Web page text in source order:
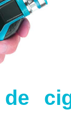
de